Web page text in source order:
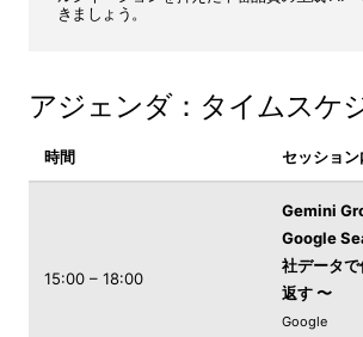
きましょう。
アジェンダ：タイムスケ
時間 セッショ
15:00 – 18:00
Gemini
Google
社データ
返す 〜
Google